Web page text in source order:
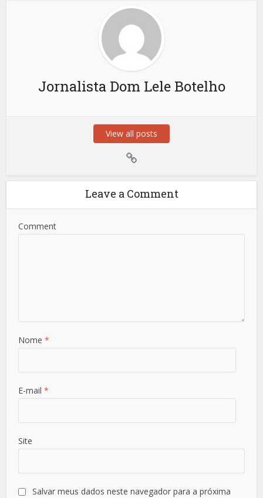
Jornalista Dom Lele Botelho
View all posts
Leave a Comment
Comment
Nome*
E-mail*
Site
Salvar meus dados neste navegador para a próxima